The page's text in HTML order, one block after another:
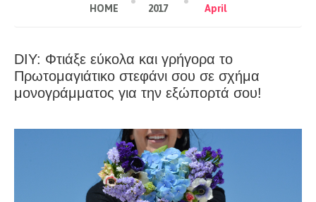
HOME 2017 April
DIY: Φτιάξε εύκολα και γρήγορα το
Πρωτομαγιάτικο στεφάνι σου σε σχήμα
μονογράμματος για την εξώπορτά σου!